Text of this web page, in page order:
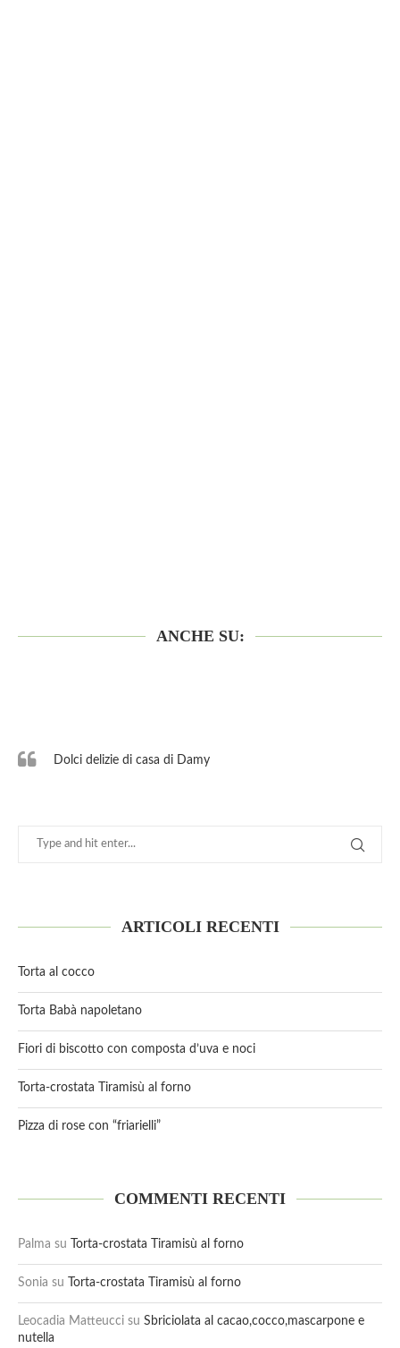
ANCHE SU:
Dolci delizie di casa di Damy
ARTICOLI RECENTI
Torta al cocco
Torta Babà napoletano
Fiori di biscotto con composta d’uva e noci
Torta-crostata Tiramisù al forno
Pizza di rose con “friarielli”
COMMENTI RECENTI
Palma su Torta-crostata Tiramisù al forno
Sonia su Torta-crostata Tiramisù al forno
Leocadia Matteucci su Sbriciolata al cacao,cocco,mascarpone e
nutella